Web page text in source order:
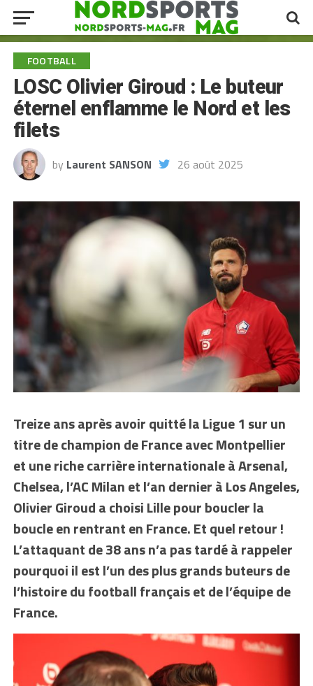
FOOTBALL
LOSC Olivier Giroud : Le buteur
éternel enflamme le Nord et les
filets
by Laurent SANSON 26 août 2025
Treize ans après avoir quitté la Ligue 1 sur un
titre de champion de France avec Montpellier
et une riche carrière internationale à Arsenal,
Chelsea, l’AC Milan et l’an dernier à Los Angeles,
Olivier Giroud a choisi Lille pour boucler la
boucle en rentrant en France. Et quel retour !
L’attaquant de 38 ans n’a pas tardé à rappeler
pourquoi il est l’un des plus grands buteurs de
l’histoire du football français et de l’équipe de
France.